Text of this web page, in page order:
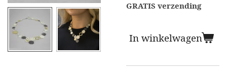
GRATIS verzending
In winkelwagen